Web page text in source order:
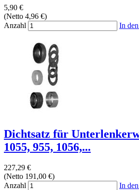
5,90 €
(Netto 4,96 €)
Anzahl
In
Dichtsatz für
1055, 955, 1056,...
227,29 €
(Netto 191,00 €)
Anzahl
In